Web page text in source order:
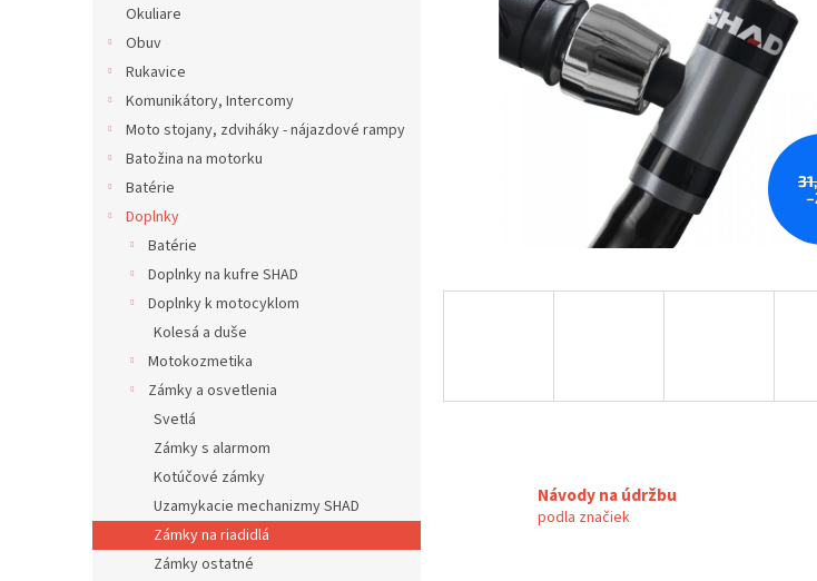
Okuliare
Obuv
Rukavice
Komunikátory, Intercomy
Moto stojany, zdviháky - nájazdové rampy
Batožina na motorku
Batérie
Doplnky
Batérie
Doplnky na kufre SHAD
Doplnky k motocyklom
Kolesá a duše
Motokozmetika
Zámky a osvetlenia
Svetlá
Zámky s alarmom
Kotúčové zámky
Uzamykacie mechanizmy SHAD
Zámky na riadidlá
Zámky ostatné
hviezdičiek.
Návody na údržbu
podla značiek